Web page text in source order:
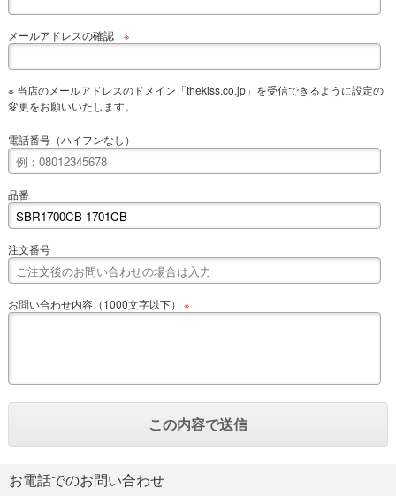
メールアドレスの確認※
※ 当店のメールアドレスのドメイン「thekiss.co.jp」を受信できるように設定の
変更をお願いいたします。
電話番号（ハイフンなし）
品番
注文番号
お問い合わせ内容（1000文字以下） ※
お電話でのお問い合わせ